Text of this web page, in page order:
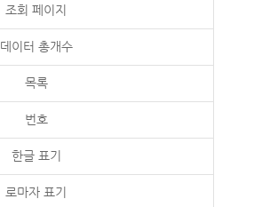
조회 페이지
데이터 총개수
목록
번호
한글 표기
로마자 표기